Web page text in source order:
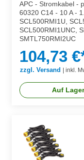
APC - Stromkabel -
60320 C14 - 10 A -
SCL500RMI1U,
SCL500RMI1UNC,
SMTL750RMI2UC
104,73
zzgl. Versand inkl.
Auf Lager